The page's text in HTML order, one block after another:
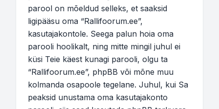
parool on mõeldud selleks, et saaksid
ligipääsu oma “Rallifoorum.ee”,
kasutajakontole. Seega palun hoia oma
parooli hoolikalt, ning mitte mingil juhul ei
küsi Teie käest kunagi parooli, olgu ta
“Rallifoorum.ee”, phpBB või mõne muu
kolmanda osapoole tegelane. Juhul, kui Sa
peaksid unustama oma kasutajakonto